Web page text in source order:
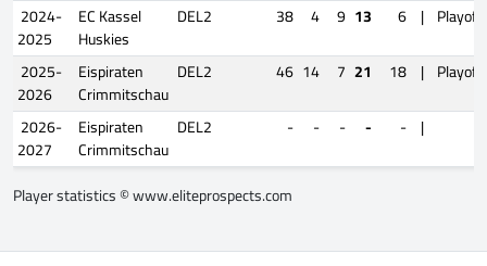
2024-
2025
EC Kassel
Huskies
DEL2 38 4 9 13 6 |
2025-
2026
Eispiraten
Crimmitschau
DEL2 46 14 7 21 18 |
2026-
2027
Eispiraten
Crimmitschau
DEL2 - - - - - |
Player statistics ©www.eliteprospects.com